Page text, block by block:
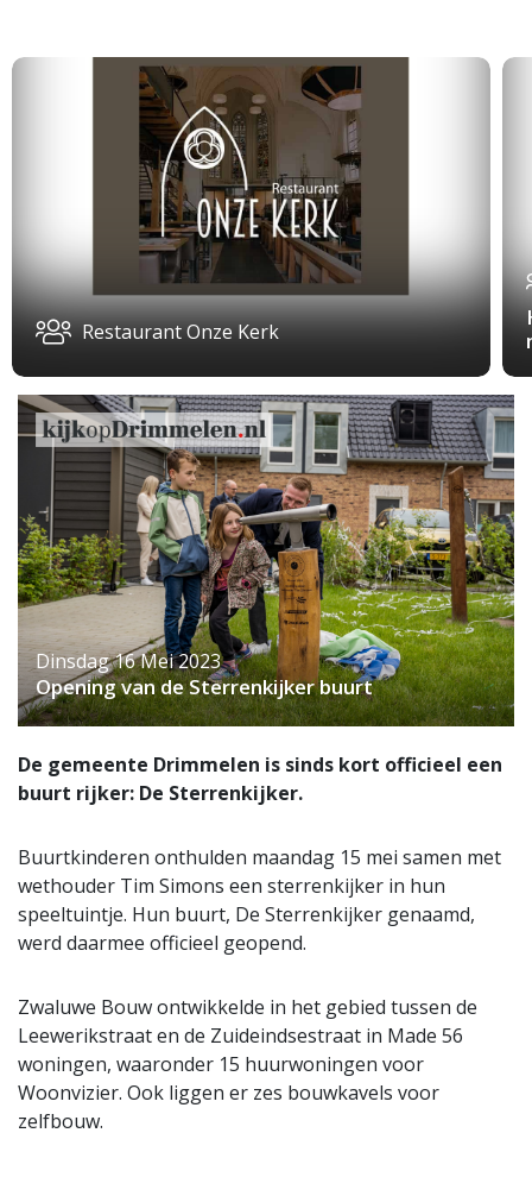
Restaurant Onze Kerk
Dinsdag 16 Mei 2023
Opening van de Sterrenkijker buurt
De gemeente Drimmelen is sinds kort officieel een
buurt rijker: De Sterrenkijker.
Buurtkinderen onthulden maandag 15 mei samen met
wethouder Tim Simons een sterrenkijker in hun
speeltuintje. Hun buurt, De Sterrenkijker genaamd,
werd daarmee officieel geopend.
Zwaluwe Bouw ontwikkelde in het gebied tussen de
Leewerikstraat en de Zuideindsestraat in Made 56
woningen, waaronder 15 huurwoningen voor
Woonvizier. Ook liggen er zes bouwkavels voor
zelfbouw.